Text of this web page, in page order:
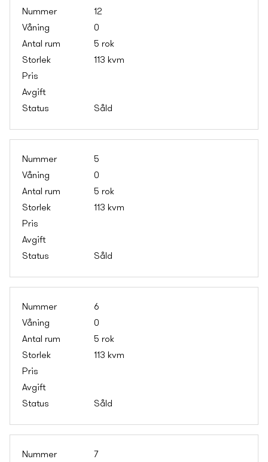
12
0
5 rok
113 kvm
Såld
5
0
5 rok
113 kvm
Såld
6
0
5 rok
113 kvm
Såld
7